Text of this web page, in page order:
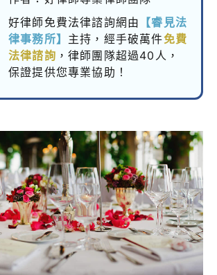
好律師免費法律諮詢網由
【睿見法
律事務所】 主持， 經手破萬件免費
法律諮詢 ，律師團隊超過40人，
保證提供您專業協助！